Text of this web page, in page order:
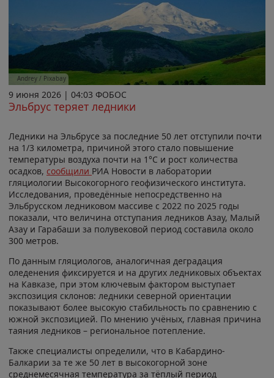
Andrey / Pixabay
9 июня 2026 | 04:03 ФОБОС
Эльбрус теряет ледники
Ледники на Эльбрусе за последние 50 лет отступили почти
на 1/3 километра, причиной этого стало повышение
температуры воздуха почти на 1°С и рост количества
осадков, сообщили РИА Новости в лаборатории
гляциологии Высокогорного геофизического института.
Исследования, проведённые непосредственно на
Эльбрусском ледниковом массиве с 2022 по 2025 годы
показали, что величина отступания ледников Азау, Малый
Азау и Гарабаши за полувековой период составила около
300 метров.
По данным гляциологов, аналогичная деградация
оледенения фиксируется и на других ледниковых объектах
на Кавказе, при этом ключевым фактором выступает
экспозиция склонов: ледники северной ориентации
показывают более высокую стабильность по сравнению с
южной экспозицией. По мнению учёных, главная причина
таяния ледников – региональное потепление.
Также специалисты определили, что в Кабардино-
Балкарии за те же 50 лет в высокогорной зоне
среднемесячная температура за тёплый период